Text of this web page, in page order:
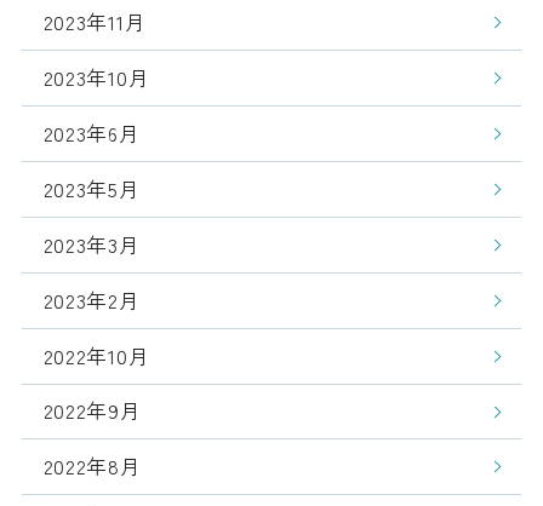
2023年11月
2023年10月
2023年6月
2023年5月
2023年3月
2023年2月
2022年10月
2022年9月
2022年8月